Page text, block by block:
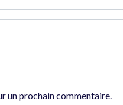
un prochain commentaire.